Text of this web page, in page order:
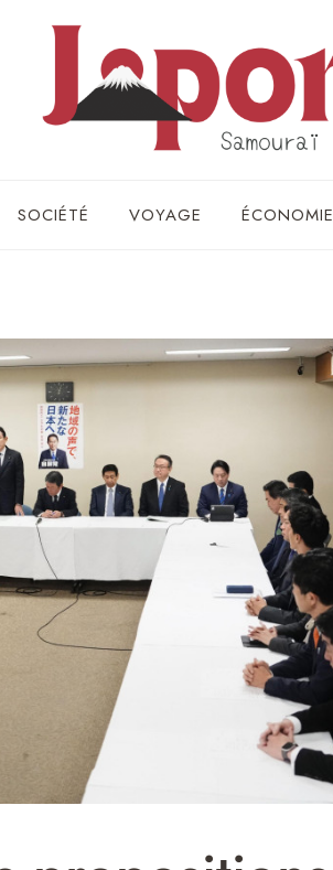
SOCIÉTÉ VOYAGE ÉCONOMIE